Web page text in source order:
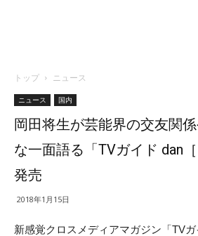
トップ ニュース
ニュース 国内
岡田将生が芸能界の交友関
な一面語る「TVガイド dan［
発売
2018年1月15日
新感覚クロスメディアマガジン「TVガ